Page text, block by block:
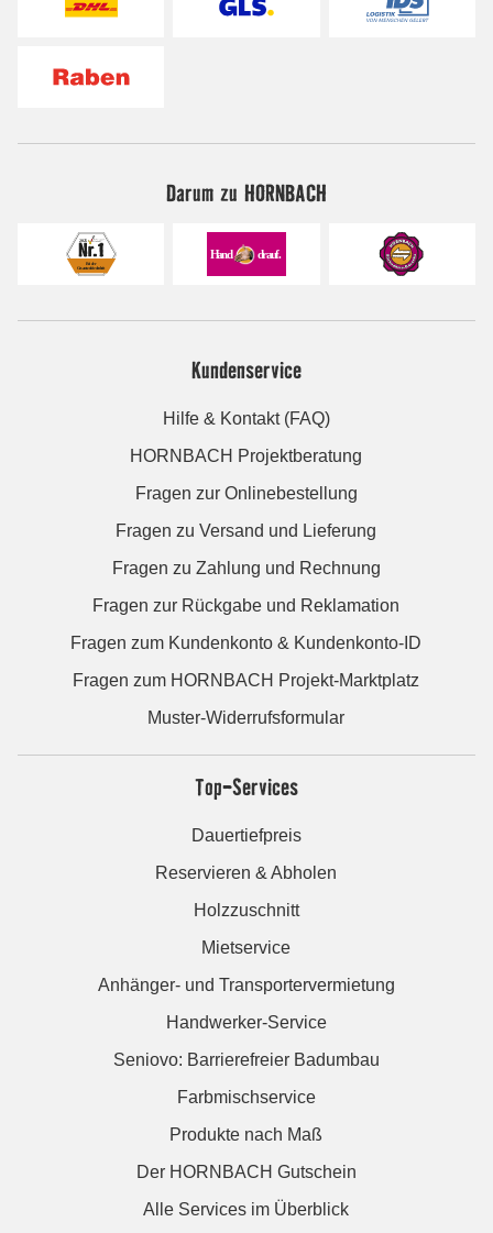
Darum zu HORNBACH
Kundenservice
Hilfe & Kontakt (FAQ)
HORNBACH Projektberatung
Fragen zur Onlinebestellung
Fragen zu Versand und Lieferung
Fragen zu Zahlung und Rechnung
Fragen zur Rückgabe und Reklamation
Fragen zum Kundenkonto & Kundenkonto-ID
Fragen zum HORNBACH Projekt-Marktplatz
Muster-Widerrufsformular
Top-Services
Dauertiefpreis
Reservieren & Abholen
Holzzuschnitt
Mietservice
Anhänger- und Transportervermietung
Handwerker-Service
Seniovo: Barrierefreier Badumbau
Farbmischservice
Produkte nach Maß
Der HORNBACH Gutschein
Alle Services im Überblick